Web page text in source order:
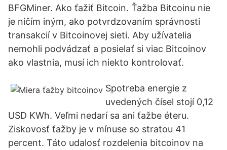
BFGMiner. Ako ťažiť Bitcoin. Ťažba Bitcoinu nie
je ničím iným, ako potvrdzovaním správnosti
transakcií v Bitcoinovej sieti. Aby užívatelia
nemohli podvádzať a posielať si viac Bitcoinov
ako vlastnia, musí ich niekto kontrolovať.
Spotreba energie z
uvedených čísel stojí 0,12
USD KWh. Veľmi nedarí sa ani ťažbe éteru.
Ziskovosť ťažby je v mínuse so stratou 41
percent. Táto udalosť rozdelenia bitcoinov na